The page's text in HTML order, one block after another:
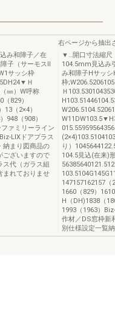
み和障子／在
子（サーモスⅡ
サッシ枠
Ｈ
㎜）W呼称
829）
（2×4）
948（908）
ァミリーライン
LIXドアプラス
納まり図商品の
ございますので
ス代（ガラス組
まれておりませ
右ページから抽出
▼…開口寸法縮
104.5mm見込み
み和障子Hサッシ
枠
Ｈ
り）
104.5見込(在来)
147157162157（
1660（829）
H（DH)1838（
1993（1963）
作材／DS窓枠新
別仕様設定一覧